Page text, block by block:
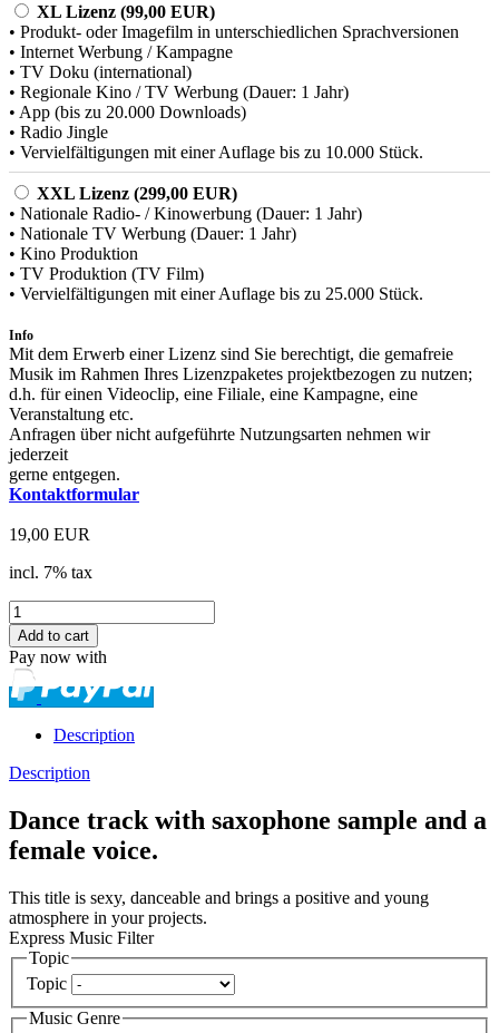
XL Lizenz (99,00 EUR)
• Produkt- oder Imagefilm in unterschiedlichen Sprachversionen
• Internet Werbung / Kampagne
• TV Doku (international)
• Regionale Kino / TV Werbung (Dauer: 1 Jahr)
• App (bis zu 20.000 Downloads)
• Radio Jingle
• Vervielfältigungen mit einer Auflage bis zu 10.000 Stück.
XXL Lizenz (299,00 EUR)
• Nationale Radio- / Kinowerbung (Dauer: 1 Jahr)
• Nationale TV Werbung (Dauer: 1 Jahr)
• Kino Produktion
• TV Produktion (TV Film)
• Vervielfältigungen mit einer Auflage bis zu 25.000 Stück.
Info
Mit dem Erwerb einer Lizenz sind Sie berechtigt, die gemafreie
Musik im Rahmen Ihres Lizenzpaketes projektbezogen zu nutzen;
d.h. für einen Videoclip, eine Filiale, eine Kampagne, eine
Veranstaltung etc.
Anfragen über nicht aufgeführte Nutzungsarten nehmen wir
jederzeit
gerne entgegen.
Kontaktformular
19,00 EUR
incl. 7% tax
Pay now with
Description
Description
Dance track with saxophone sample and a
female voice.
This title is sexy, danceable and brings a positive and young
atmosphere in your projects.
Express Music Filter
Topic
Topic
Music Genre